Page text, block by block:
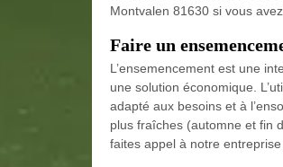
Montvalen 81630 si vous
Faire un
L’ensemencement est une
une solution économique.
adapté aux besoins et à
plus fraîches (automne et fin
faites appel à notre